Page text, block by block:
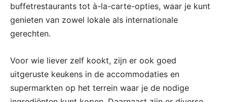
buffetrestaurants tot à-la-carte-opties, waar je kunt
genieten van zowel lokale als internationale
gerechten.
Voor wie liever zelf kookt, zijn er ook goed
uitgeruste keukens in de accommodaties en
supermarkten op het terrein waar je de nodige